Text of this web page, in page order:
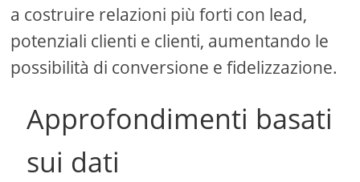
a costruire relazioni più forti con lead,
potenziali clienti e clienti, aumentando le
possibilità di conversione e fidelizzazione.
Approfondimenti basati
sui dati